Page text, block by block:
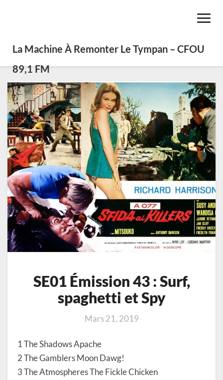
Toggle
La Machine À Remonter Le Tympan – CFOU
89,1 FM
SE01
Émission
43
:
Surf,
spaghetti
et
Spy
SE01 Émission 43 : Surf,
spaghetti et Spy
Mars 21, 2019
1 The Shadows Apache
2 The Gamblers Moon Dawg!
3 The Atmospheres The Fickle Chicken